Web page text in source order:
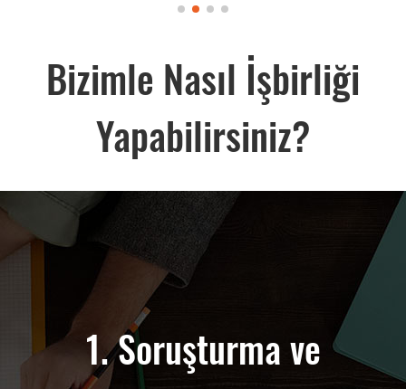
Bizimle Nasıl İşbirliği
Yapabilirsiniz?
Destek
1. Soruşturma ve
2.